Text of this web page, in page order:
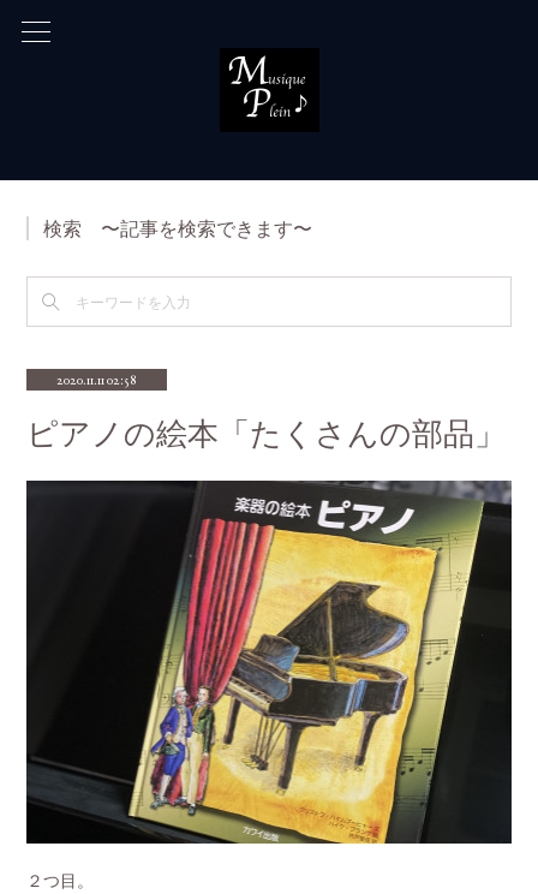
検索 〜記事を検索できます〜
2020.11.11 02:58
ピアノの絵本「たくさんの部品」
２つ目。